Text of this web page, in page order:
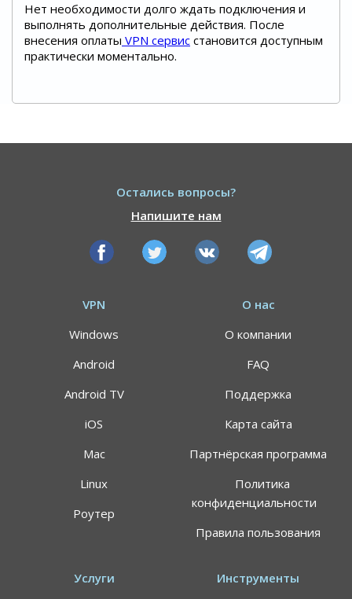
СКИДКИ 64%
Воспользуйтесь специальным предложением
ALTVPN, и сэкомьте на тарифном плане до 64%
Нет необходимости долго ждать подключения и
выполнять дополнительные действия. После
внесения оплаты VPN сервис становится доступным
практически моментально.
Остались вопросы?
Напишите нам
VPN
Windows
Android
Android TV
iOS
Mac
Linux
Роутер
О нас
О компании
FAQ
Поддержка
Карта сайта
Партнёрская программа
Политика
конфиденциальности
Правила пользования
Услуги Инструменты